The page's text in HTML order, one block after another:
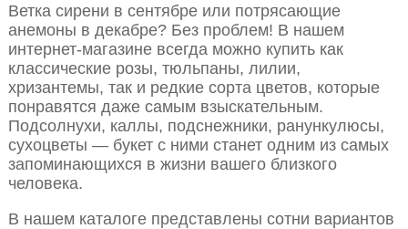
Ветка сирени в сентябре или потрясающие
анемоны в декабре? Без проблем! В нашем
интернет-магазине всегда можно купить как
классические розы, тюльпаны, лилии,
хризантемы, так и редкие сорта цветов, которые
понравятся даже самым взыскательным.
Подсолнухи, каллы, подснежники, ранункулюсы,
сухоцветы — букет с ними станет одним из самых
запоминающихся в жизни вашего близкого
человека.
В нашем каталоге представлены сотни вариантов